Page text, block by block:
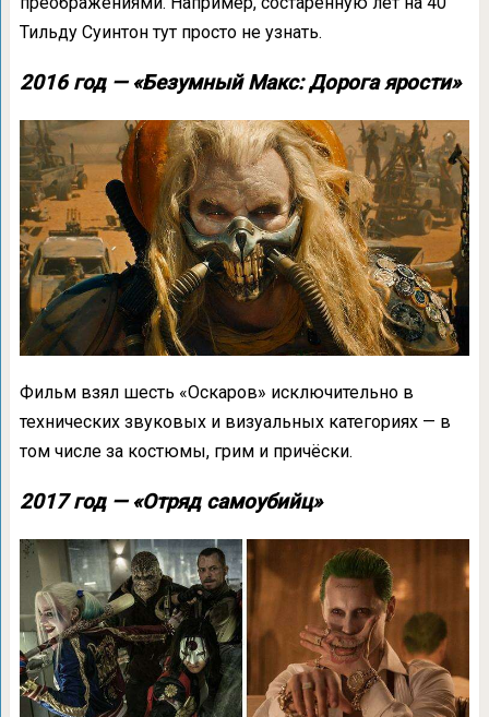
Тильду Суинтон тут просто не узнать.
2016 год — «Безумный Макс: Дорога ярости»
Фильм взял шесть «Оскаров» исключительно в
технических звуковых и визуальных категориях — в
том числе за костюмы, грим и причёски.
2017 год — «Отряд самоубийц»